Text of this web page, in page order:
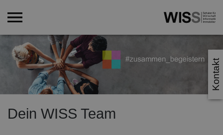
Kontakt
Dein WISS Team